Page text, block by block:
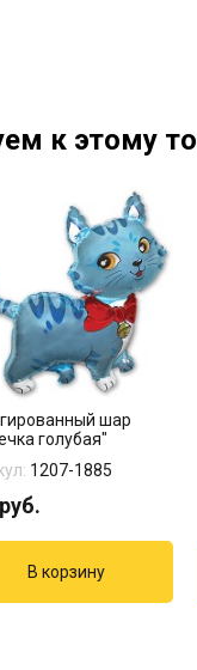
к этому
шар
голубая"
1207-1885
руб.